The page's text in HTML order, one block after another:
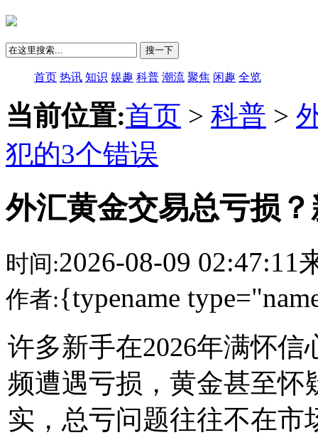
搜一下
首页 热讯 知识 娱趣 科普 潮流 聚焦 闲趣 全览
当前位置:首页 > 科普 >
犯的3个错误
外汇黄金交易总亏损
时间:2026-08-09 02:47:11
作者:{typename
许多新手在2026年满怀
频遭遇亏损，黄金甚至怀
实，总亏问题往往不在市